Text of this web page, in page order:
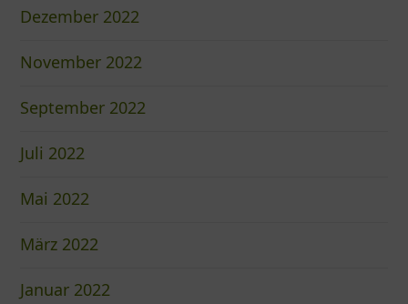
Dezember 2022
November 2022
September 2022
Juli 2022
Mai 2022
März 2022
Januar 2022